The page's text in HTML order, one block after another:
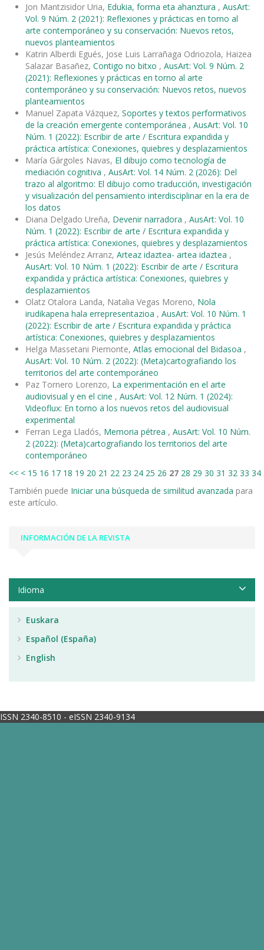
Jon Mantzisidor Uria, Edukia, forma eta ahanztura , AusArt:
Vol. 9 Núm. 2 (2021): Reflexiones y prácticas en torno al
arte contemporáneo y su conservación: Nuevos retos,
nuevos planteamientos
Katrin Alberdi Egués, Jose Luis Larrañaga Odriozola, Haizea
Salazar Basañez, Contigo no bitxo , AusArt: Vol. 9 Núm. 2
(2021): Reflexiones y prácticas en torno al arte
contemporáneo y su conservación: Nuevos retos, nuevos
planteamientos
Manuel Zapata Vázquez, Soportes y textos performativos
de la creación emergente contemporánea , AusArt: Vol. 10
Núm. 1 (2022): Escribir de arte / Escritura expandida y
práctica artística: Conexiones, quiebres y desplazamientos
María Gárgoles Navas, El dibujo como tecnología de
mediación cognitiva , AusArt: Vol. 14 Núm. 2 (2026): Del
trazo al algoritmo: El dibujo como traducción, investigación
y visualización del pensamiento interdisciplinar en la era de
los datos
Diana Delgado Ureña, Devenir narradora , AusArt: Vol. 10
Núm. 1 (2022): Escribir de arte / Escritura expandida y
práctica artística: Conexiones, quiebres y desplazamientos
Jesús Meléndez Arranz, Arteaz idaztea- artea idaztea ,
AusArt: Vol. 10 Núm. 1 (2022): Escribir de arte / Escritura
expandida y práctica artística: Conexiones, quiebres y
desplazamientos
Olatz Otalora Landa, Natalia Vegas Moreno, Nola
irudikapena hala errepresentazioa , AusArt: Vol. 10 Núm. 1
(2022): Escribir de arte / Escritura expandida y práctica
artística: Conexiones, quiebres y desplazamientos
Helga Massetani Piemonte, Atlas emocional del Bidasoa ,
AusArt: Vol. 10 Núm. 2 (2022): (Meta)cartografiando los
territorios del arte contemporáneo
Paz Tornero Lorenzo, La experimentación en el arte
audiovisual y en el cine , AusArt: Vol. 12 Núm. 1 (2024):
Videoflux: En torno a los nuevos retos del audiovisual
experimental
Ferran Lega Lladós, Memoria pétrea , AusArt: Vol. 10 Núm.
2 (2022): (Meta)cartografiando los territorios del arte
contemporáneo
<< < 15 16 17 18 19 20 21 22 23 24 25 26 27 28 29 30 31 32 33 34
También puede Iniciar una búsqueda de similitud avanzada para
este artículo.
INFORMACIÓN DE LA REVISTA
Idioma
Euskara
Español (España)
English
ISSN 2340-8510 - eISSN 2340-9134